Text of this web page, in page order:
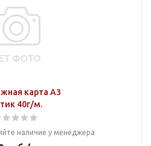
карта А3
40г/м.
наличие у менеджера